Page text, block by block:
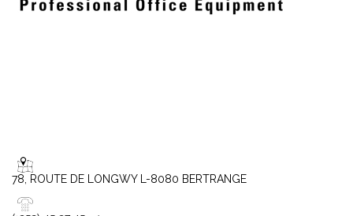
78, ROUTE DE LONGWY L-8080 BERTRANGE